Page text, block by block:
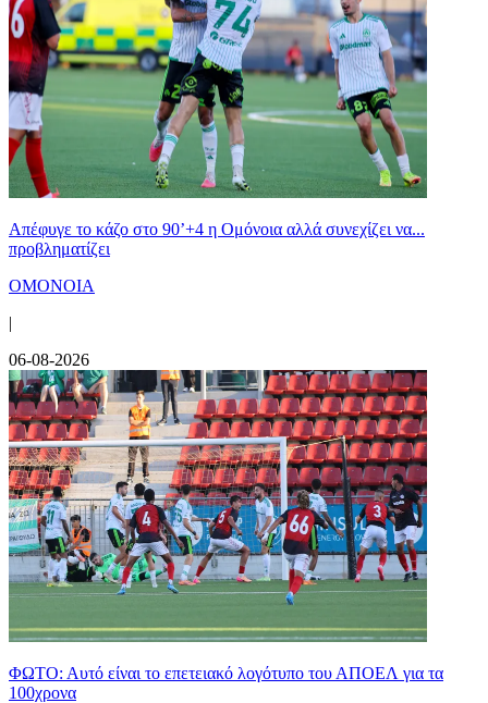
Απέφυγε το κάζο στο 90’+4 η Ομόνοια αλλά συνεχίζει να...
προβληματίζει
ΟΜΟΝΟΙΑ
|
06-08-2026
ΦΩΤΟ: Αυτό είναι το επετειακό λογότυπο του ΑΠΟΕΛ για τα
100χρονα